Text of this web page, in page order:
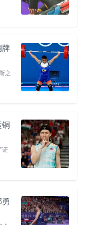
之
证